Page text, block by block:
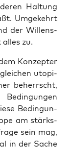
Hal­tung
Umge­kehrt
der Wil­lens­
zu.
Kon­zepter
uto­pi­
beherrscht,
Bedin­gun­
am stärks­
sein mag,
in der Sache